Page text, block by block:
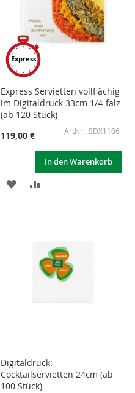
Express
Express Servietten vollflächig
im Digitaldruck 33cm 1/4-falz
(ab 120 Stück)
119,00 €
SDX1106
In den Warenkorb
ZUR
Digitaldruck:
Cocktailservietten 24cm (ab
100 Stück)